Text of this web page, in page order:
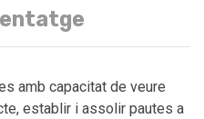
amb capacitat de veure
establir i assolir pautes a